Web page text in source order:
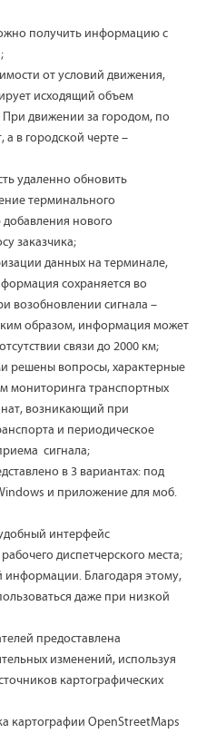
получить информацию с
от условий движения,
исходящий объем
движении за городом, по
в городской черте –
удаленно обновить
терминального
нового
заказчика;
данных на терминале,
сохраняется во
возобновлении сигнала –
образом, информация может
связи до 2000 км;
решены вопросы, характерные
мониторинга транспортных
возникающий при
и периодическое
сигнала;
в 3 вариантах: под
и приложение для моб.
интерфейс
диспетчерского места;
информации. Благодаря этому,
даже при низкой
предоставлена
изменений, используя
картографических
картографии OpenStreetMaps